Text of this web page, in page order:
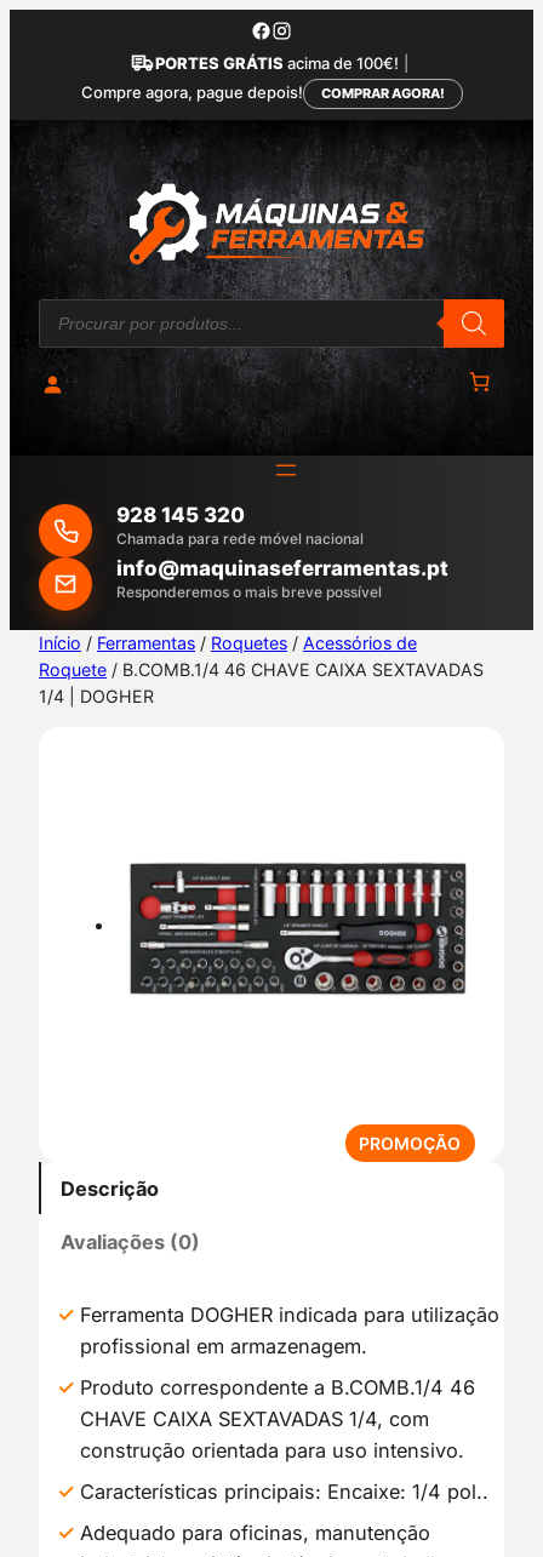
conteúdo
PORTES GRÁTIS acima de 100€!
Compre agora, pague depois!
COMPRAR AGORA!
P
o
u
r
c
h
928 145 320
Chamada para rede móvel nacional
info@maquinaseferramentas.pt
Responderemos o mais breve possível
Início / Ferramentas / Roquetes / Acessórios de
Roquete / B.COMB.1/4 46 CHAVE CAIXA SEXTAVADAS
1/4 | DOGHER
PROMOÇÃO
R
E
P
M
O
Descrição
Avaliações (0)
Ferramenta DOGHER indicada para utilização
profissional em armazenagem.
Produto correspondente a B.COMB.1/4 46
CHAVE CAIXA SEXTAVADAS 1/4, com
construção orientada para uso intensivo.
Características principais: Encaixe: 1/4 pol..
Adequado para oficinas, manutenção